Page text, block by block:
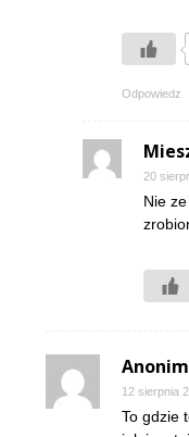
Odpowiedz
20
Nie
Anonim
12 sierpnia
To gdzie